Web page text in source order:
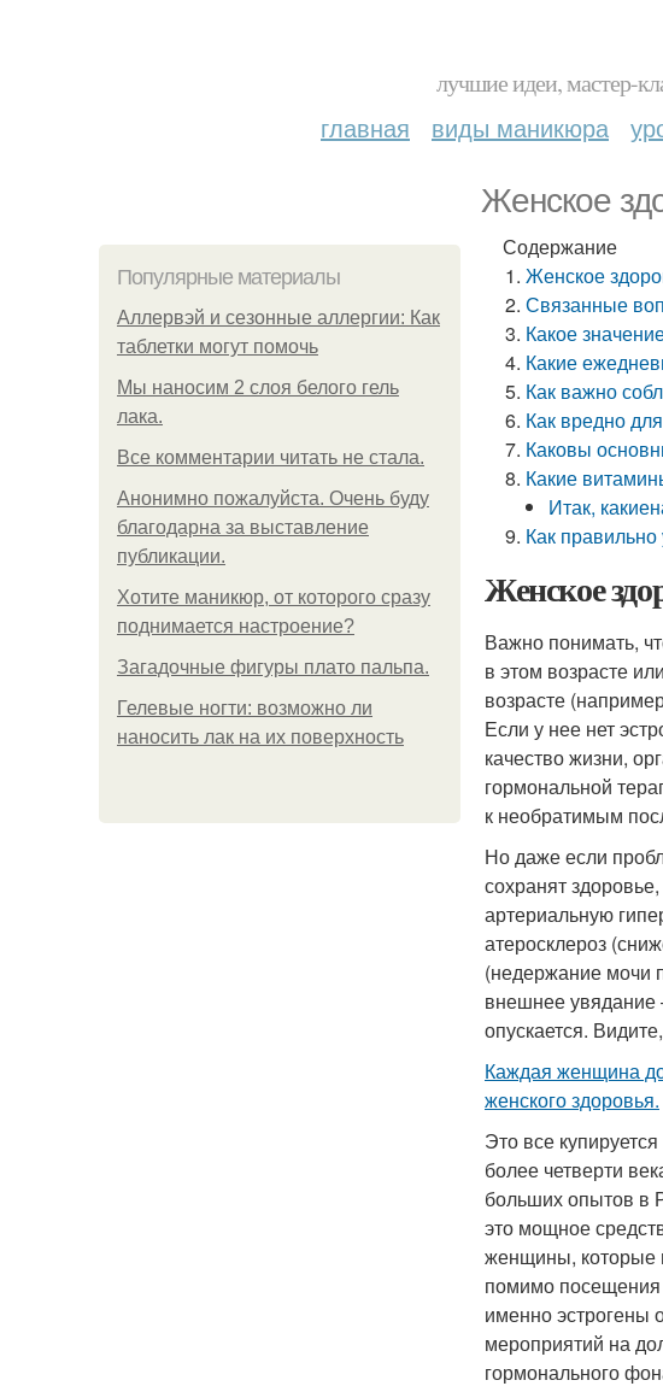
лучшие идеи, мастер-
главная виды маникюра
Женское
Популярные материалы
Аллервэй и сезонные аллергии: Как
таблетки могут помочь
Мы наносим 2 слоя белого гель
лака.
Все комментарии читать не стала.
Анонимно пожалуйста. Очень буду
благодарна за выставление
публикации.
Хотите маникюр, от которого сразу
поднимается настроение?
Загадочные фигуры плато пальпа.
Гелевые ногти: возможно ли
наносить лак на их поверхность
Содержание
Женское
Связанные
Какое
Какие
Как важно
Как вредно
Каковы
Какие
Итак,
Как
Женское
Важно понимать,
в этом возрасте
возрасте
Если у нее нет
качество жизни,
гормональной
к необратимым
Но даже если
сохранят
артериальную
атеросклероз
(недержание мочи
внешнее увядание
опускается.
Каждая женщина
женского здоровья.
Это все
более четверти
больших опытов в
это мощное
женщины, которые
помимо посещения
именно эстрогены
мероприятий на
гормонального